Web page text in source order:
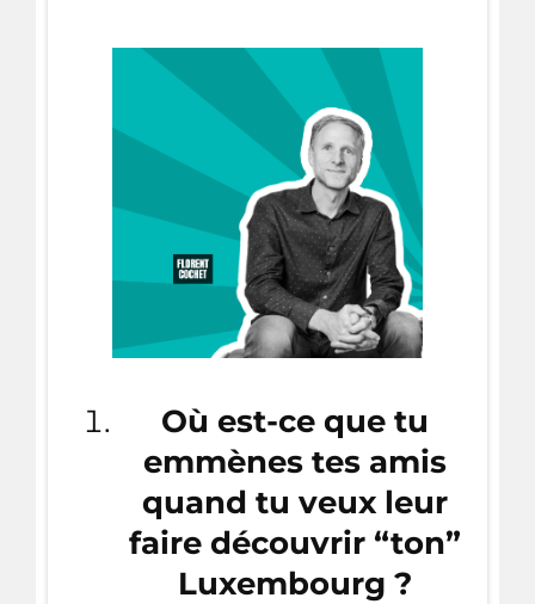
Où est-ce que tu
emmènes tes amis
quand tu veux leur
faire découvrir “ton”
Luxembourg ?